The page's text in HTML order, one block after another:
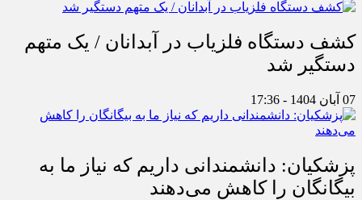
کشف دستگاه فلزیاب در آبدانان / یک متهم
دستگیر شد
07 آبان 1404 - 17:36
پزشکیان: دانشمندانی داریم که نیاز ما به
بیگانگان را کاهش می‌دهند